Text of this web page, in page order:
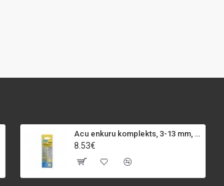
Acu enkuru komplekts, 3-13 mm, Rapid, 12 gab.
8.53€